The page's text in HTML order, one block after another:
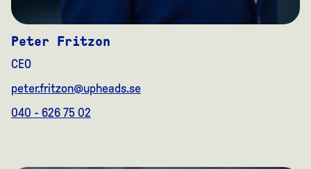
Peter Fritzon
CEO
peter.fritzon@upheads.se
040 - 626 75 02